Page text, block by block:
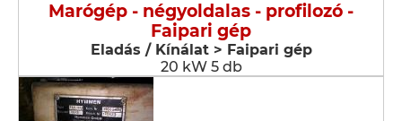
Marógép - négyoldalas - profilozó -
Faipari gép
Eladás / Kínálat > Faipari gép
20 kW 5 db